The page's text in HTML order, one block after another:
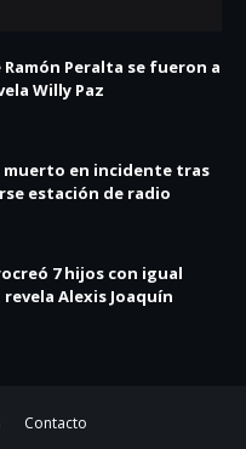
Ramón Peralta se fueron a
Willy Paz
muerto en incidente tras
estación de radio
7 hijos con igual
Alexis Joaquín
Contacto